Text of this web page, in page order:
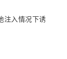
注入情况下诱